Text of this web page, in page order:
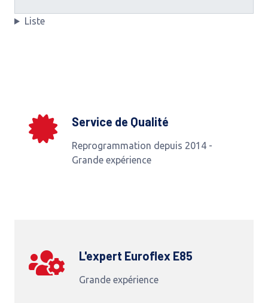
Liste
Service de Qualité
Reprogrammation depuis 2014 -
Grande expérience
L'expert Euroflex E85
Grande expérience